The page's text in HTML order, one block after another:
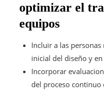
optimizar el
equipos
Incluir a las
inicial del diseño y
Incorporar
del proceso continuo